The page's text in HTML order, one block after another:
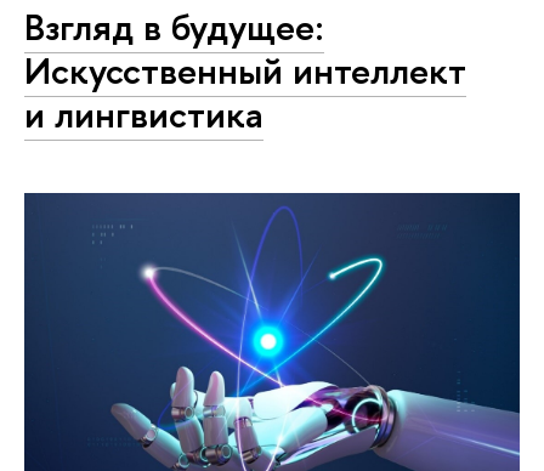
Взгляд в будущее:
Искусственный интеллект
и лингвистика